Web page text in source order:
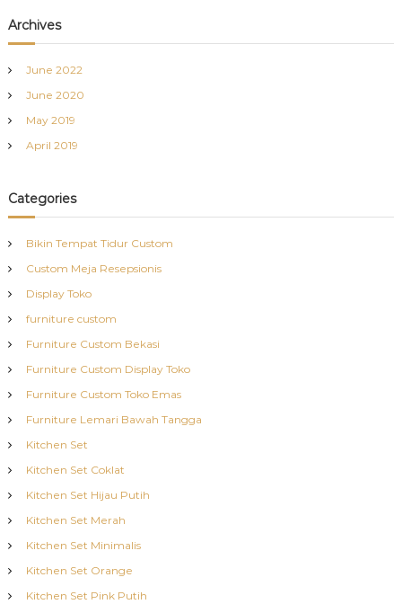
Archives
June 2022
June 2020
May 2019
April 2019
Categories
Bikin Tempat Tidur Custom
Custom Meja Resepsionis
Display Toko
furniture custom
Furniture Custom Bekasi
Furniture Custom Display Toko
Furniture Custom Toko Emas
Furniture Lemari Bawah Tangga
Kitchen Set
Kitchen Set Coklat
Kitchen Set Hijau Putih
Kitchen Set Merah
Kitchen Set Minimalis
Kitchen Set Orange
Kitchen Set Pink Putih